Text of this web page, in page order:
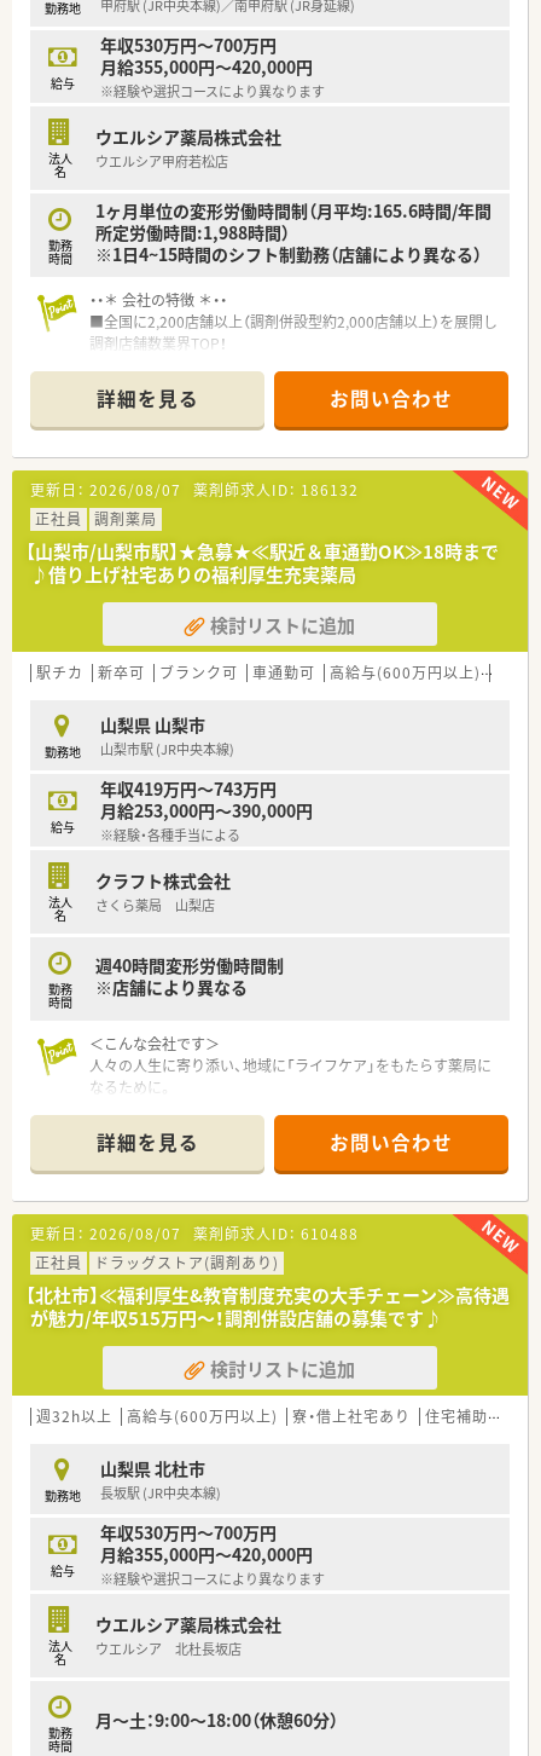
勤務地 甲府駅 (JR中央本線)／南甲府駅 (JR身延線)
給与
年収530万円～700万円
月給355,000円～420,000円
※経験や選択コースにより異なります
法人
名
ウエルシア薬局株式会社
ウエルシア甲府若松店
勤務
時間
1ヶ月単位の変形労働時間制（月平均:165.6時間/年間
所定労働時間:1,988時間）
※1日4~15時間のシフト制勤務（店舗により異なる）
・・＊ 会社の特徴 ＊・・
■全国に2,200店舗以上（調剤併設型約2,000店舗以上）を展開し
調剤店舗数業界TOP！
頑張り次第で高給与も可能！
■経験や勤務コースによりますが、経験の少ない方でも500万前
半スタートと業界TOP水準！
■職種や職域に合わせ、豊富な社内研修や外部組織と連携した研
修を用意されています
■薬剤師が中心の会社だからこそ活躍できるキャリアパスが多
種多様に用意されています。
■店舗拡大に伴い、エリアマネジャーや営業部長等のマネジメン
トのポジションも増えます。
■在宅や教育等の専門性を活かせるスペシャリストを目指すこ
とも可能です。
■その他にも、管理部門や商品部門等の本社スタッフなど活動領
域は多種多様です。
■在宅実施店舗は年々増加しており、在宅医療へもしっかりと関
■育児休暇は3歳まで取得が可能で、時短制度は小学5年生まで
時短勤務ができるよう変更予定です。
■年間休日が120日とワークライフバランスが整っています
■日用品から常備薬まで、従業員割引制度など嬉しいメリットも
たくさんあります！
詳細を見る お問い合わせ
更新日： 2026/08/07 薬剤師求人ID： 186132
正社員
調剤薬局
【山梨市/山梨市駅】★急募★≪駅近＆車通勤OK≫18時まで
♪借り上げ社宅ありの福利厚生充実薬局
検討リストに追加
駅チカ 新卒可 ブランク可 車通勤可 高給与(600万円以上)
勤務地
山梨県 山梨市
山梨市駅 (JR中央本線)
給与
年収419万円～743万円
月給253,000円～390,000円
※経験・各種手当による
法人
名
クラフト株式会社
さくら薬局 山梨店
勤務
時間
週40時間変形労働時間制
※店舗により異なる
＜こんな会社です＞
人々の人生に寄り添い、地域に「ライフケア」をもたらす薬局に
なるために。
りひとりの人生に寄り添い、質の高い医療サービスを届ける薬剤
師を求め育てています。
＜特徴・ポイントのご紹介＞
★薬剤師を守る独自システム
業務をサポートするために様々なシステムを独自開発していま
す。
その一つが約20年前から導入され、進化を続けている調剤シス
テム「SPITS」。
処方箋受付から一連の調剤業務を連動させ、業務効率化を図るほ
か、
調剤過誤防止機能を高め、患者様と働くスタッフを守っていま
す。
システム改修が必要な制度変更があった場合も、迅速に対応でき
★刷新された新規採用者研修
中途入社ならではの悩みを解消し、さくら薬局グループのビジョ
ンや社内規定などをご案内。
同期入社の方との繋がりを踏まえ、『さくら薬局の薬剤師』とし
て、安心してキャリアをスタートいただくための研修です。
店舗OJT・フォローアップや通常の社内研修と絡めて中途入社専
安心して飛び込める体制が整備されています。
です。
詳細を見る お問い合わせ
更新日： 2026/08/07 薬剤師求人ID： 610488
正社員
ドラッグストア(調剤あり)
【北杜市】≪福利厚生&教育制度充実の大手チェーン≫高待遇
が魅力/年収515万円～！調剤併設店舗の募集です♪
検討リストに追加
週32h以上 高給与(600万円以上) 寮・借上社宅あり 住宅補助(手当)あり
勤務地
山梨県 北杜市
長坂駅 (JR中央本線)
給与
年収530万円～700万円
月給355,000円～420,000円
※経験や選択コースにより異なります
法人
名
ウエルシア薬局株式会社
ウエルシア 北杜長坂店
勤務
時間
月～土：9:00～18:00（休憩60分）